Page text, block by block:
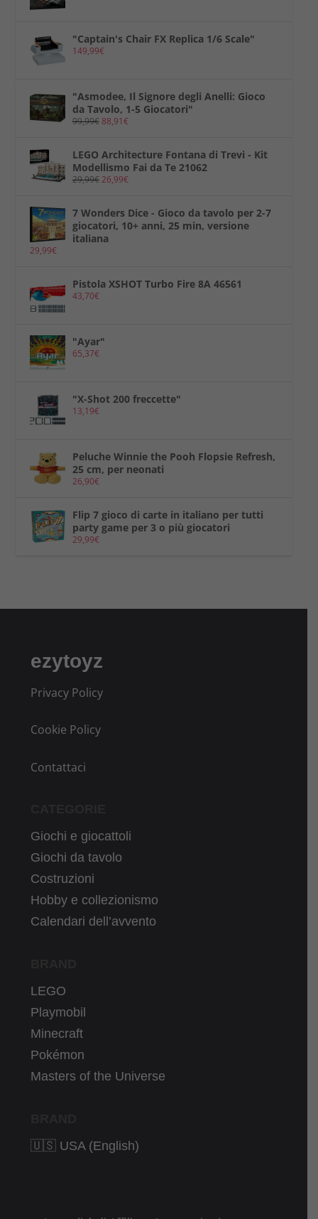
"Captain's Chair FX Replica 1/6 Scale"
149,99€
"Asmodee, Il Signore degli Anelli: Gioco
da Tavolo, 1-5 Giocatori"
99,99€88,91€
LEGO Architecture Fontana di Trevi - Kit
Modellismo Fai da Te 21062
29,99€26,99€
7 Wonders Dice - Gioco da tavolo per 2-7
giocatori, 10+ anni, 25 min, versione
italiana
29,99€
Pistola XSHOT Turbo Fire 8A 46561
43,70€
"Ayar"
65,37€
"X-Shot 200 freccette"
13,19€
Peluche Winnie the Pooh Flopsie Refresh,
25 cm, per neonati
26,90€
Flip 7 gioco di carte in italiano per tutti
party game per 3 o più giocatori
29,99€
ezytoyz
Privacy Policy
Cookie Policy
Contattaci
Giochi e giocattoli
Giochi da tavolo
Costruzioni
Hobby e collezionismo
Calendari dell’avvento
LEGO
Playmobil
Minecraft
Pokémon
Masters of the Universe
🇺🇸 USA (English)